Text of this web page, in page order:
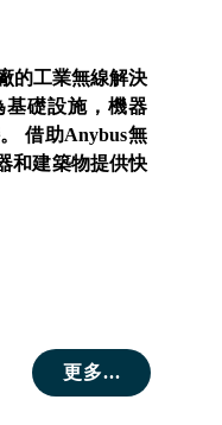
的工業無線解決
礎設施，機器
借助Anybus無
和建築物提供快
連接。
更多...